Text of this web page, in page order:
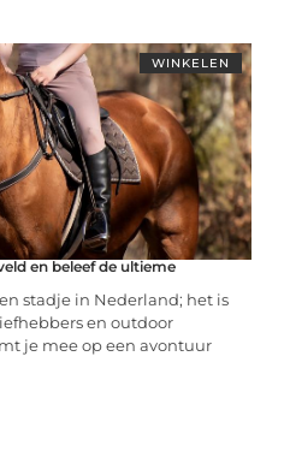
WINKELEN
en beleef de ultieme
stadje in Nederland; het is
en outdoor
je mee op een avontuur